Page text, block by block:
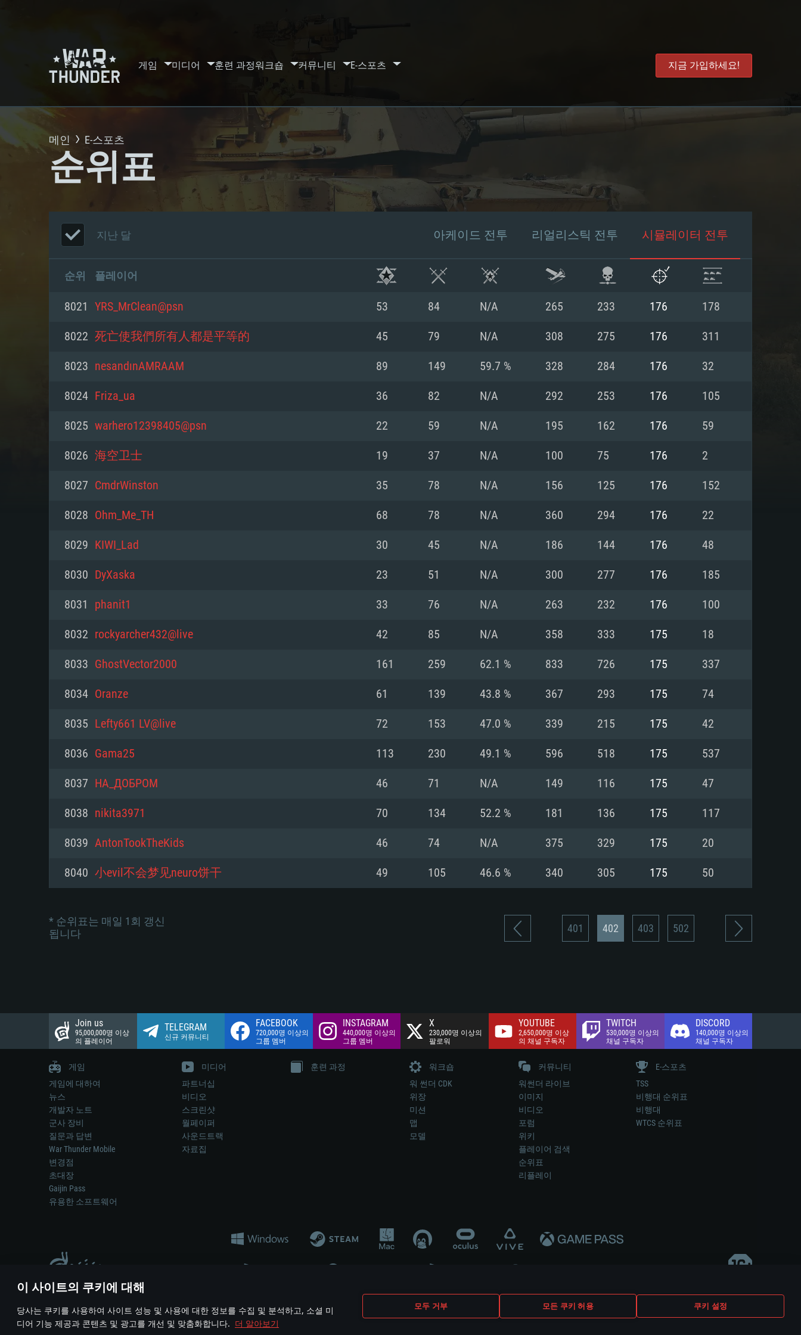
이 사이트의 쿠키에 대해
당사는 쿠키를 사용하여 사이트 성능 및 사용에 대한 정보를 수집 및 분석하고, 소셜 미
디어 기능 제공과 콘텐츠 및 광고를 개선 및 맞춤화합니다. 더 알아보기
모두 거부 모든 쿠키 허용 쿠키 설정
게임 미디어 훈련 과정워크숍 커뮤니티 E-스포츠 지금 가입하세요!
시스템 요구사항
MAC Linux
최소사양
운영체제: Windows 10 (64 bit)
프로세서: 2.2 GHz 듀얼코어 이상
메모리: 4GB
그래픽 카드: DirectX 11 이상을 지원하는 AMD
해상도: 720p
네트워크: 브로드밴드 인터넷
여유 저장 공간: 22.1 GB (최소 클라이언트)
권장 사양
운영체제: Windows 10/11 (64 bit)
프로세서: Intel Core i5 또는 Ryzen 5 3600 이상
메모리: 16 GB 이상
그래픽 카드: DirectX 11 이상을 지원하는 Nvidia
최소사양
운영체제: Mac OS Big Sur 11.0
프로세서: 최소 2.2 GHz의 Core i5 (Intel Xeon 은 지
(Mac), 혹은 이와 비슷한 성능을 가지는 Mac 버전
의 AMD/Nvidia. 최소 해상도: 720p
네트워크: 브로드밴드 인터넷
여유 저장 공간: 22.1 GB (최소 클라이언트)
권장 사양
운영체제: Mac OS Big Sur 11.0
프로세서: Core i7 (Intel Xeon 은 지원하지 않습니
네트워크: 브로드밴드 인터넷
여유 저장 공간: 62.2 GB (전체 클라이언트)
최소사양
운영체제: 64bit Linux 중 최신 버전
프로세서: 2.4 GHz 듀얼코어
메모리: 4 GB
그래픽 카드: Vulkan 을 지원하고, 최신 그래픽 드라
와 동급의 성능을 가지며 최신 그래픽 드라이버를
지원하는 AMD (6개월 미만; 최소사양 지원 해상도
권장 사양
운영체제: Ubuntu 20.04 64bit
프로세서: Intel Core i7
메모리: 16 GB
그래픽 카드: Vulkan 을 지원하고, 최신 그래픽 드라
와 동급의 성능을 가지며 최신 그래픽 드라이버를
지원하는 AMD RX 570 (6개월 미만; 최소사양 지원
메인 E-스포츠
순위표
지난 달 아케이드 전투 리얼리스틱 전투 시뮬레이터 전투
순위 플레이어
8021 YRS_MrClean@psn 53 84 N/A 265 233 176 178
8022 死亡使我們所有人都是平等的 45 79 N/A 308 275 176 311
8023 nesandınAMRAAM 89 149 59.7 % 328 284 176 32
8024 Friza_ua 36 82 N/A 292 253 176 105
8025 warhero12398405@psn 22 59 N/A 195 162 176 59
8026 海空卫士 19 37 N/A 100 75 176 2
8027 CmdrWinston 35 78 N/A 156 125 176 152
8028 Ohm_Me_TH 68 78 N/A 360 294 176 22
8029 KIWI_Lad 30 45 N/A 186 144 176 48
8030 DyXaska 23 51 N/A 300 277 176 185
8031 phanit1 33 76 N/A 263 232 176 100
8032 rockyarcher432@live 42 85 N/A 358 333 175 18
8033 GhostVector2000 161 259 62.1 % 833 726 175 337
8034 Oranze 61 139 43.8 % 367 293 175 74
8035 Lefty661 LV@live 72 153 47.0 % 339 215 175 42
8036 Gama25 113 230 49.1 % 596 518 175 537
8037 НА_ДОБРОМ 46 71 N/A 149 116 175 47
8038 nikita3971 70 134 52.2 % 181 136 175 117
8039 AntonTookTheKids 46 74 N/A 375 329 175 20
8040 小evil不会梦见neuro饼干 49 105 46.6 % 340 305 175 50
* 순위표는 매일 1회 갱신
됩니다
401 402 403 502
Join us
95,000,000명 이상
의 플레이어
TELEGRAM
신규 커뮤니티
FACEBOOK
720,000명 이상의
그룹 멤버
INSTAGRAM
440,000명 이상의
그룹 멤버
X
230,000명 이상의
팔로워
YOUTUBE
2,650,000명 이상
의 채널 구독자
TWITCH
530,000명 이상의
채널 구독자
DISCORD
140,000명 이상의
채널 구독자
게임
게임에 대하여
뉴스
개발자 노트
군사 장비
질문과 답변
War Thunder Mobile
변경점
초대장
Gaijin Pass
유용한 소프트웨어
미디어
파트너십
비디오
스크린샷
월페이퍼
사운드트랙
자료집
훈련 과정
워크숍
워 썬더 CDK
위장
미션
맵
모델
커뮤니티
워썬더 라이브
이미지
비디오
포럼
위키
플레이어 검색
순위표
리플레이
E-스포츠
TSS
비행대 순위표
비행대
WTCS 순위표
게임 에서 어떠한 현실의 무기나 차량을 묘사하는 것은 무기 개발 업체나 장비 제조 업체가 게임 개발 후원 또는 홍보에 참여하지 않습니다..
© 2011—2026 Gaijin Games Kft. All trademarks, logos and brand names are the property of their respective owners.
이용 약관 이용 약관